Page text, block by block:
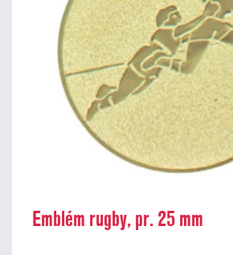
Emblém rugby, pr. 25 mm